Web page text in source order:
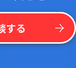
する